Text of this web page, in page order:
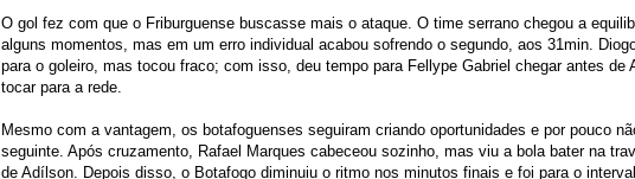
O gol fez com que o Friburguense buscasse mais o ataque. O time serrano chegou a
alguns momentos, mas em um erro individual acabou sofrendo o segundo, aos 31min.
para o goleiro, mas tocou fraco; com isso, deu tempo para Fellype Gabriel chegar antes de
tocar para a rede.
Mesmo com a vantagem, os botafoguenses seguiram criando oportunidades e por pouco
seguinte. Após cruzamento, Rafael Marques cabeceou sozinho, mas viu a bola bater na
de Adílson. Depois disso, o Botafogo diminuiu o ritmo nos minutos finais e foi para o